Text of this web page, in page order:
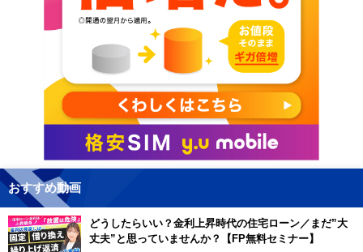
おすすめ動画
どうしたらいい？金利上昇時代の住宅ローン／まだ”大
丈夫”と思っていませんか？【FP無料セミナー】